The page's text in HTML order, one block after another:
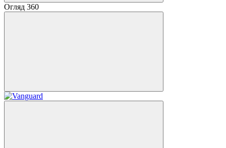
Огляд 360